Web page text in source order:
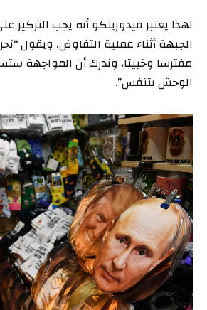
لهذا يعتبر فيدورينكو أنه يجب
الجبهة أثناء عملية التفاوض، ويقول
مفترسا وخبيثا، وندرك أن المواجهة
الوحش يتنفس”.